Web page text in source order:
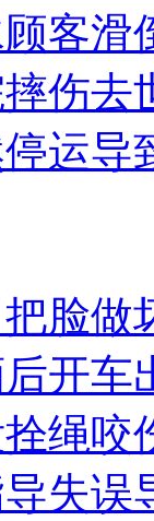
客
伤去
运
脸做
开
绳
失